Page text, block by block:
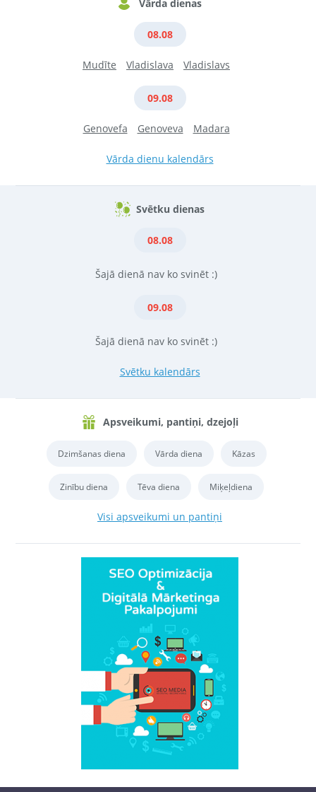
Vārda dienas
08.08
Mudīte Vladislava Vladislavs
09.08
Genovefa Genoveva Madara
Vārda dienu kalendārs
Svētku dienas
08.08
Šajā dienā nav ko svinēt :)
09.08
Šajā dienā nav ko svinēt :)
Svētku kalendārs
Apsveikumi, pantiņi, dzejoļi
Dzimšanas diena Vārda diena Kāzas
Zinību diena Tēva diena Miķeļdiena
Visi apsveikumi un pantiņi